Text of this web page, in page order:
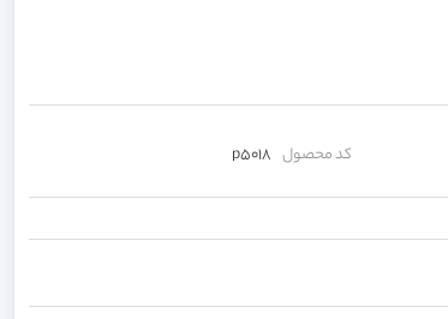
کد محصول p5018